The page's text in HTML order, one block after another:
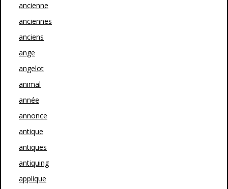
ancienne
anciennes
anciens
ange
angelot
animal
année
annonce
antique
antiques
antiquing
applique